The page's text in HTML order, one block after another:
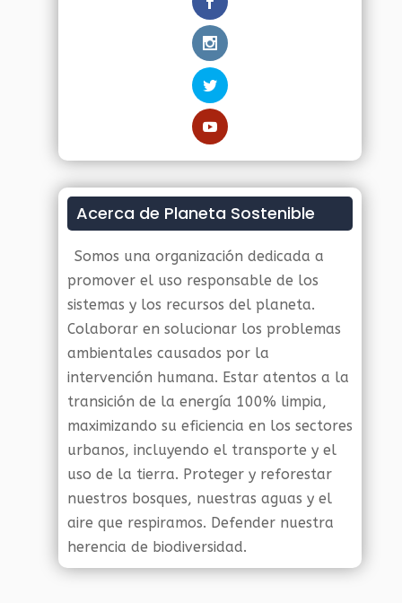
Acerca de Planeta Sostenible
Somos una organización dedicada a
promover el uso responsable de los
sistemas y los recursos del planeta.
Colaborar en solucionar los problemas
ambientales causados por la
intervención humana. Estar atentos a la
transición de la energía 100% limpia,
maximizando su eficiencia en los sectores
urbanos, incluyendo el transporte y el
uso de la tierra. Proteger y reforestar
nuestros bosques, nuestras aguas y el
aire que respiramos. Defender nuestra
herencia de biodiversidad.